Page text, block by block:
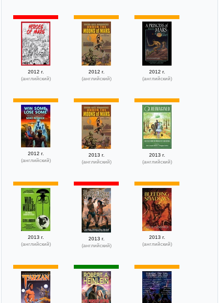
2012 г.
(английский)
2012 г.
(английский)
2012 г.
(английский)
2012 г.
(английский)
2013 г.
(английский)
2013 г.
(английский)
2013 г.
(английский)
2013 г.
(английский)
2013 г.
(английский)